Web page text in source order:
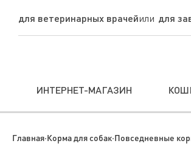
для ветеринарных врачей для
ИНТЕРНЕТ-МАГАЗИН
Главная·Корма для собак·Повседневные